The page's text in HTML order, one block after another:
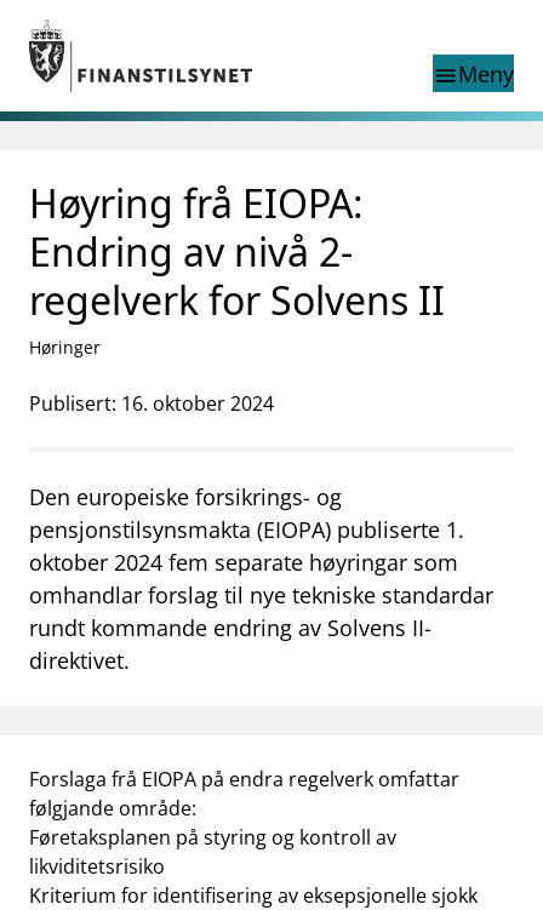
Gå til hovedinnhold
Gå til søkesiden
menuMeny
nettstedet
language
English
exist in English
English home page
Aktuelt
Finanstilsynets registre
mail_outlineKontakt oss
work_outlineJobb hos oss
dashboardInformasjon for investorer
Høyring frå EIOPA:
Endring av nivå 2-
regelverk for Solvens II
Høringer
Publisert: 16. oktober 2024
Den europeiske forsikrings- og
pensjonstilsynsmakta (EIOPA) publiserte 1.
oktober 2024 fem separate høyringar som
omhandlar forslag til nye tekniske standardar
rundt kommande endring av Solvens II-
direktivet.
Forslaga frå EIOPA på endra regelverk omfattar
følgjande område:
Føretaksplanen på styring og kontroll av
likviditetsrisiko
Kriterium for identifisering av eksepsjonelle sjokk